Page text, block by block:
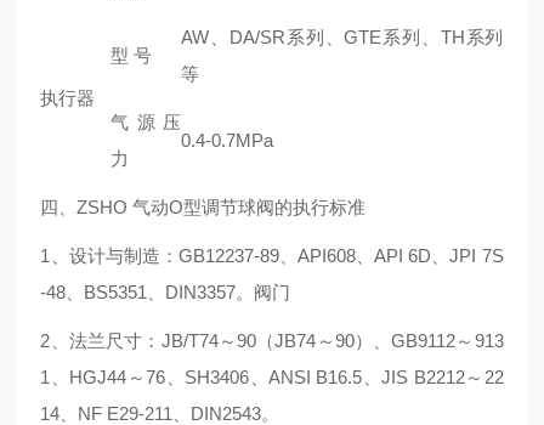
执行器
型 号
AW、DA/SR系列、GTE系列、TH系列
等
气源压
力
0.4-0.7MPa
四、ZSHO 气动O型调节球阀的执行标准
1、设计与制造：GB12237-89、API608、API 6D、JPI 7S
-48、BS5351、DIN3357。阀门
2、法兰尺寸：JB/T74～90（JB74～90）、GB9112～913
1、HGJ44～76、SH3406、ANSI B16.5、JIS B2212～22
14、NF E29-211、DIN2543。